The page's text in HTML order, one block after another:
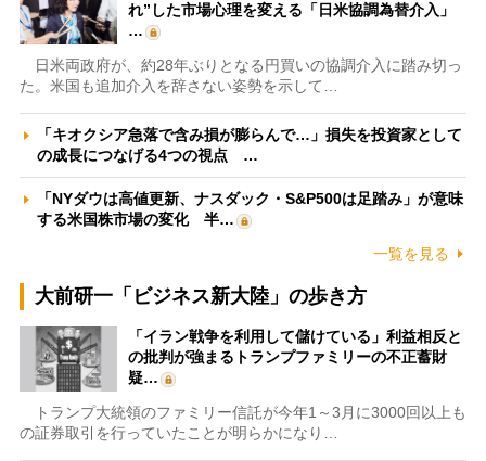
れ”した市場心理を変える「日米協調為替介入」
…
日米両政府が、約28年ぶりとなる円買いの協調介入に踏み切っ
た。米国も追加介入を辞さない姿勢を示して…
「キオクシア急落で含み損が膨らんで…」損失を投資家として
の成長につなげる4つの視点 …
「NYダウは高値更新、ナスダック・S&P500は足踏み」が意味
する米国株市場の変化 半…
一覧を見る
大前研一「ビジネス新大陸」の歩き方
「イラン戦争を利用して儲けている」利益相反と
の批判が強まるトランプファミリーの不正蓄財
疑…
トランプ大統領のファミリー信託が今年1～3月に3000回以上も
の証券取引を行っていたことが明らかになり…